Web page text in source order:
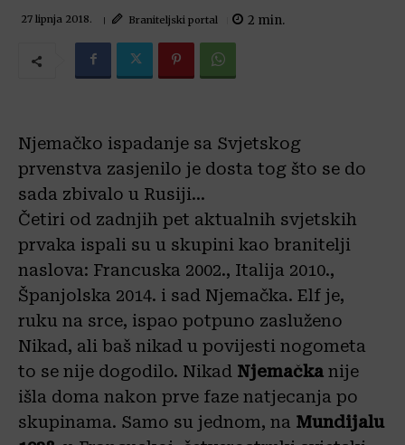
27 lipnja 2018. Braniteljski portal 2 min.
Njemačko ispadanje sa Svjetskog
prvenstva zasjenilo je dosta tog što se do
sada zbivalo u Rusiji…
Četiri od zadnjih pet aktualnih svjetskih
prvaka ispali su u skupini kao branitelji
naslova: Francuska 2002., Italija 2010.,
Španjolska 2014. i sad Njemačka. Elf je,
ruku na srce, ispao potpuno zasluženo
Nikad, ali baš nikad u povijesti nogometa
to se nije dogodilo. Nikad Njemačka nije
išla doma nakon prve faze natjecanja po
skupinama. Samo su jednom, na Mundijalu